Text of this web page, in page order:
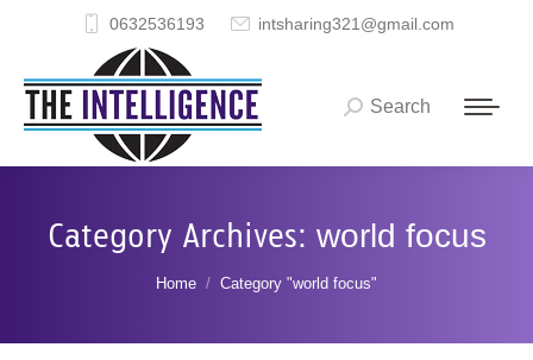
0632536193 intsharing321@gmail.com
Search:
Search
Category Archives: world focus
You are here:
Home Category "world focus"